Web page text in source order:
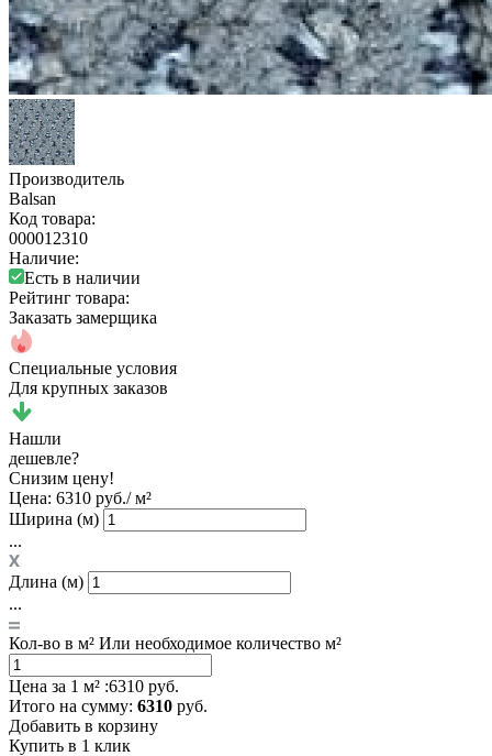
Производитель
Balsan
Код товара:
000012310
Наличие:
Есть в наличии
Рейтинг товара:
Заказать замерщика
Специальные условия
Для крупных заказов
Нашли
дешевле?
Снизим цену!
Цена: 6310 руб./ м²
Ширина (м)
...
Длина (м)
...
Кол-во в м² Или необходимое количество м²
Цена за 1 м² :6310 руб.
Итого на сумму: 6310 руб.
Добавить в корзину
Купить в 1 клик